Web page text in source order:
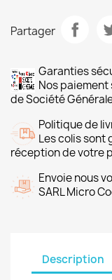
Partager
Garanties
Nos paiement
de Société
Politique de
Les colis sont
réception de votre
Envoie nous
SARL Micro
Description